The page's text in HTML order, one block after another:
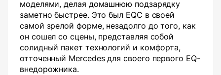
моделями, делая домашнюю подзарядку
заметно быстрее. Это был EQC в своей
самой зрелой форме, незадолго до того, как
он сошел со сцены, представляя собой
солидный пакет технологий и комфорта,
отточенный Mercedes для своего первого EQ-
внедорожника.